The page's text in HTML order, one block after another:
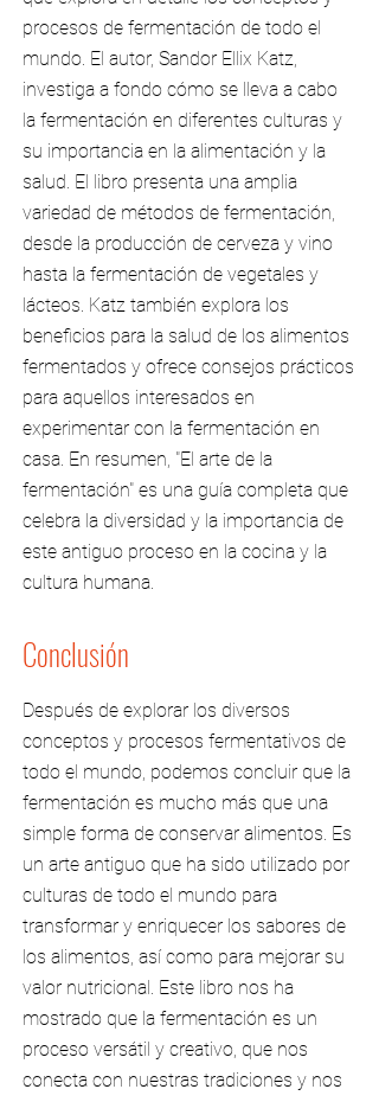
procesos de fermentación de todo el
mundo. El autor, Sandor Ellix Katz,
investiga a fondo cómo se lleva a cabo
la fermentación en diferentes culturas y
su importancia en la alimentación y la
salud. El libro presenta una amplia
variedad de métodos de fermentación,
desde la producción de cerveza y vino
hasta la fermentación de vegetales y
lácteos. Katz también explora los
beneficios para la salud de los alimentos
fermentados y ofrece consejos prácticos
para aquellos interesados en
experimentar con la fermentación en
casa. En resumen, "El arte de la
fermentación" es una guía completa que
celebra la diversidad y la importancia de
este antiguo proceso en la cocina y la
cultura humana.
Conclusión
Después de explorar los diversos
conceptos y procesos fermentativos de
todo el mundo, podemos concluir que la
fermentación es mucho más que una
simple forma de conservar alimentos. Es
un arte antiguo que ha sido utilizado por
culturas de todo el mundo para
transformar y enriquecer los sabores de
los alimentos, así como para mejorar su
valor nutricional. Este libro nos ha
mostrado que la fermentación es un
proceso versátil y creativo, que nos
conecta con nuestras tradiciones y nos